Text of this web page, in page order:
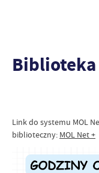
Biblioteka
Link do systemu MOL
biblioteczny: MOL Net +